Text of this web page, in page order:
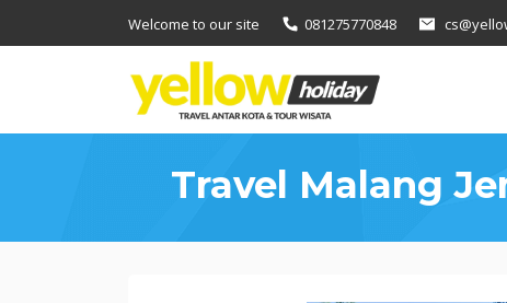
Welcome to our site 081275770848
Travel Malang